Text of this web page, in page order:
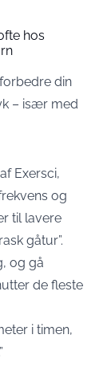
hos
din
– især med
Exersci,
og
til lavere
gåtur”.
og gå
de fleste
i timen,